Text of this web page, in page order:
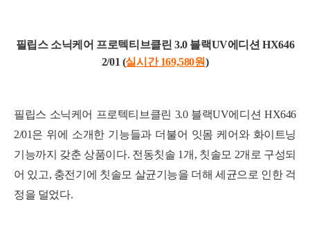
필립스 소닉케어 프로텍티브클린 3.0 블랙UV에디션 HX646
2/01 (실시간 169,580원)
필립스 소닉케어 프로텍티브클린 3.0 블랙UV에디션 HX646
2/01은 위에 소개한 기능들과 더불어 잇몸 케어와 화이트닝
기능까지 갖춘 상품이다. 전동칫솔 1개, 칫솔모 2개로 구성되
어 있고, 충전기에 칫솔모 살균기능을 더해 세균으로 인한 걱
정을 덜었다.